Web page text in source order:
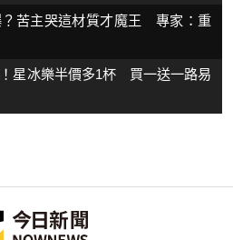
？苦主哭這材質才魔王 專家：重
星冰樂半價多1杯 買一送一路易